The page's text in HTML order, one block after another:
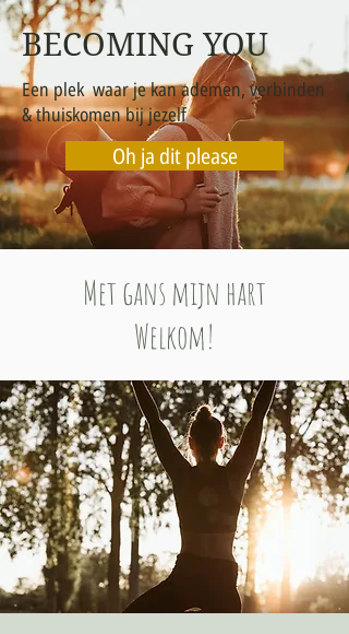
BECOMING YOU
Een plek waar je kan ademen, verbinden
& thuiskomen bij jezelf
Oh ja dit please
Met gans mijn hart
Welkom!